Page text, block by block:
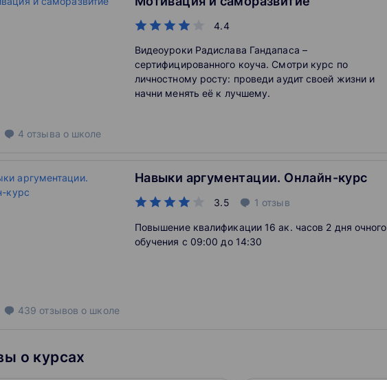
4 отзыва о школе
4.4
Видеоуроки Радислава Гандапаса –
сертифицированного коуча. Смотри курс по
личностному росту: проведи аудит своей жизни и
начни менять её к лучшему.
439 отзывов о школе
Навыки аргументации. Онлайн-курс
3.5 1 отзыв
Повышение квалификации 16 ак. часов 2 дня очного
обучения c 09:00 до 14:30
о курсах